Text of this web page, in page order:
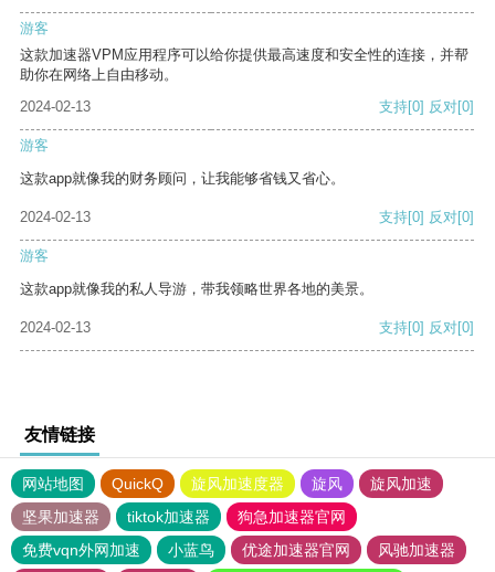
游客
这款加速器VPM应用程序可以给你提供最高速度和安全性的连接，并帮
助你在网络上自由移动。
2024-02-13
支持[0] 反对[0]
游客
这款app就像我的财务顾问，让我能够省钱又省心。
2024-02-13 支持[0] 反对[0]
游客
这款app就像我的私人导游，带我领略世界各地的美景。
2024-02-13 支持[0] 反对[0]
友情链接
网站地图 QuickQ 旋风加速度器 旋风
旋风加速
坚果加速器
tiktok加速器
狗急加速器官网
免费vqn外网加速
小蓝鸟 优途加速器官网 风驰加速器